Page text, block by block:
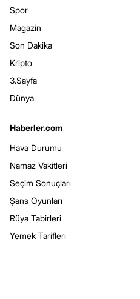
Spor
Magazin
Son Dakika
Kripto
3.Sayfa
Dünya
Haberler.com
Hava Durumu
Namaz Vakitleri
Seçim Sonuçları
Şans Oyunları
Rüya Tabirleri
Yemek Tarifleri